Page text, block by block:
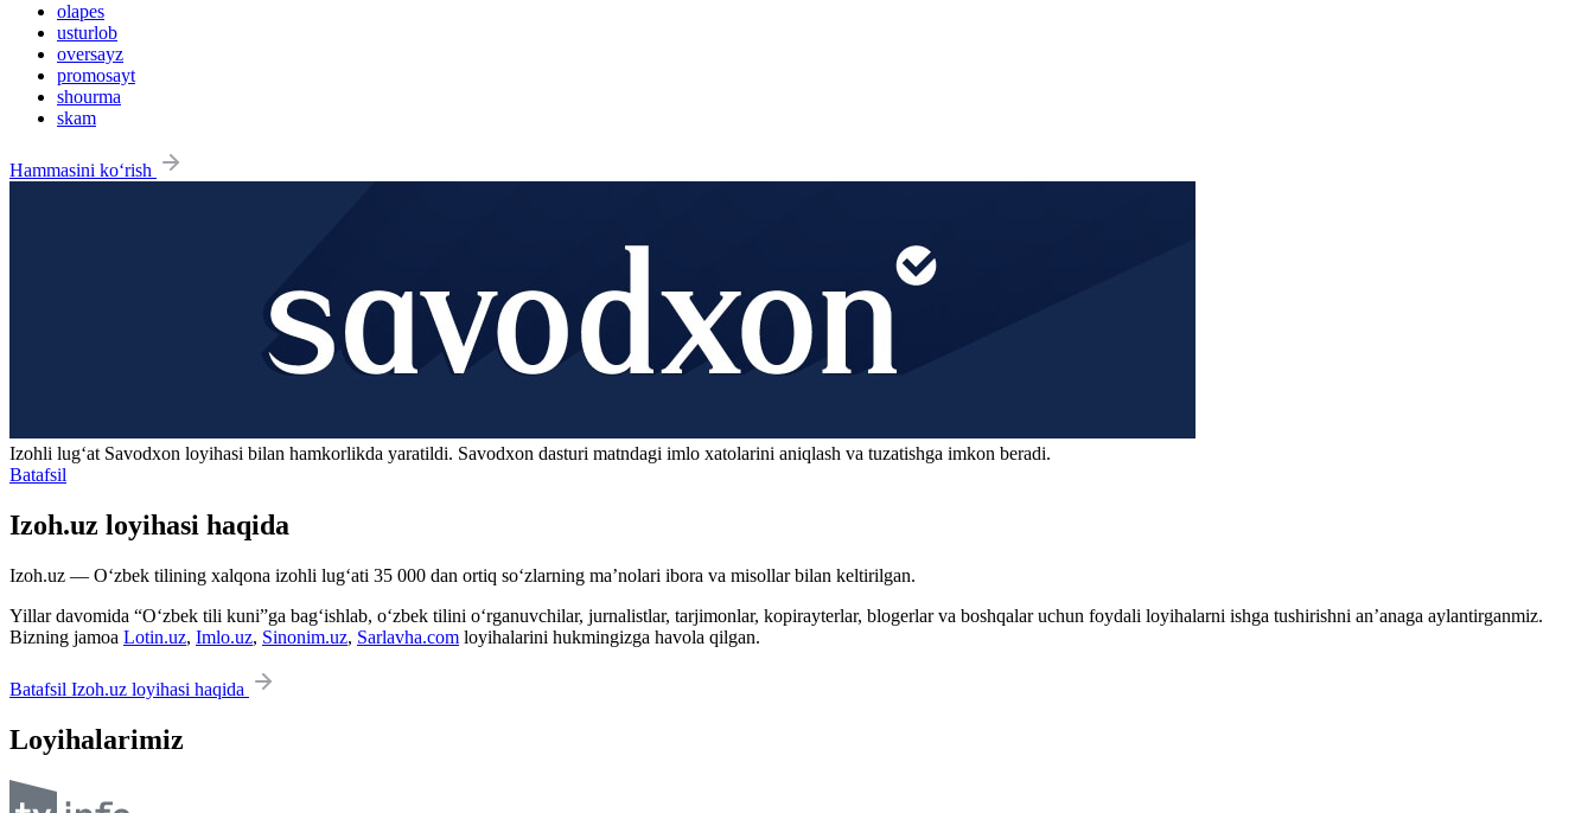
olapes
usturlob
oversayz
promosayt
shourma
skam
Hammasini ko‘rish
Izohli lugʻat Savodxon loyihasi bilan hamkorlikda yaratildi. Savodxon dasturi matndagi imlo xatolarini aniqlash va tuzatishga imkon beradi.
Batafsil
Izoh.uz loyihasi haqida
Izoh.uz — O‘zbek tilining xalqona izohli lug‘ati 35 000 dan ortiq so‘zlarning ma’nolari ibora va misollar bilan keltirilgan.
Yillar davomida “O‘zbek tili kuni”ga bag‘ishlab, o‘zbek tilini o‘rganuvchilar, jurnalistlar, tarjimonlar, kopirayterlar, blogerlar va boshqalar uchun foydali loyihalarni ishga tushirishni an’anaga aylantirganmiz.
Bizning jamoa Lotin.uz, Imlo.uz, Sinonim.uz, Sarlavha.com loyihalarini hukmingizga havola qilgan.
Batafsil Izoh.uz loyihasi haqida
Loyihalarimiz